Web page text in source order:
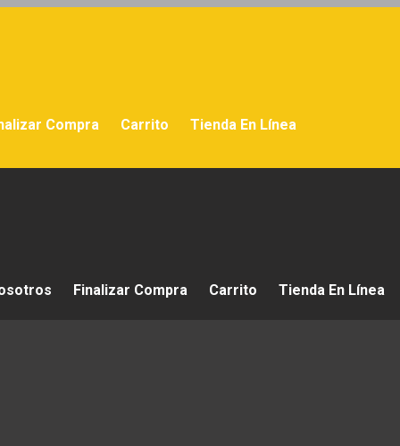
Compra Carrito Tienda En Línea
Finalizar Compra Carrito Tienda En Línea